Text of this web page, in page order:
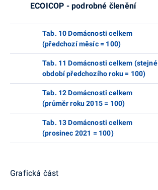
ECOICOP - podrobné členění
Tab. 10 Domácnosti celkem
(předchozí měsíc = 100)
Tab. 11 Domácnosti celkem (stejné
období předchozího roku = 100)
Tab. 12 Domácnosti celkem
(průměr roku 2015 = 100)
Tab. 13 Domácnosti celkem
(prosinec 2021 = 100)
Grafická část